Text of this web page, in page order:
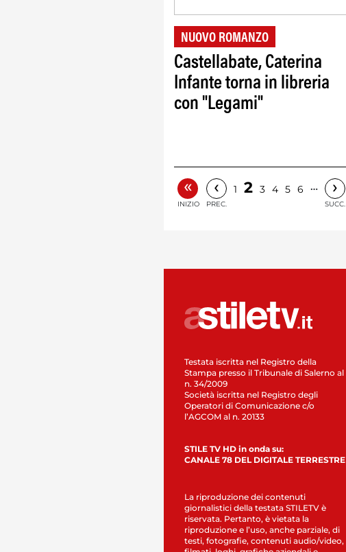
NUOVO ROMANZO
Castellabate, Caterina
Infante torna in libreria
con "Legami"
«
INIZIO
‹
PREC.
1 2 3 4 5 6 … ›
SUCC.
Testata iscritta nel Registro della
Stampa presso il Tribunale di Salerno al
n. 34/2009
Società iscritta nel Registro degli
Operatori di Comunicazione c/o
l’AGCOM al n. 20133
STILE TV HD in onda su:
CANALE 78 DEL DIGITALE TERRESTRE
La riproduzione dei contenuti
giornalistici della testata STILETV è
riservata. Pertanto, è vietata la
riproduzione e l’uso, anche parziale, di
testi, fotografie, contenuti audio/video,